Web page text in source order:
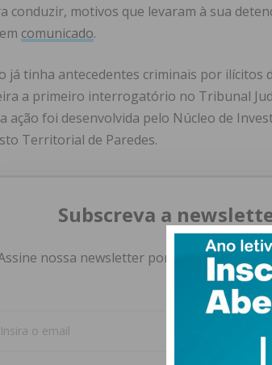
conduzir, motivos que levaram à sua
comunicado.
já tinha antecedentes criminais por ilícitos
a primeiro interrogatório no Tribunal
ação foi desenvolvida pelo Núcleo de
Territorial de Paredes.
Subscreva a
nossa newsletter por e-mail e
atualizada.